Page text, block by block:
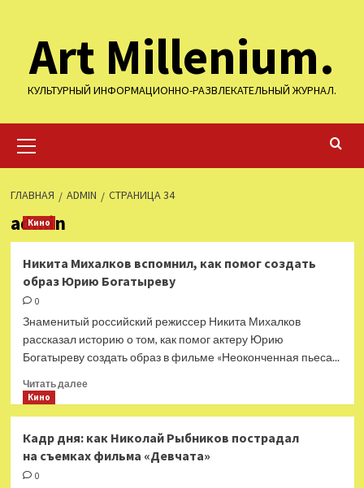
содержимому
Art Millenium.
КУЛЬТУРНЫЙ ИНФОРМАЦИОННО-РАЗВЛЕКАТЕЛЬНЫЙ ЖУРНАЛ.
меню
ГЛАВНАЯ ADMIN СТРАНИЦА 34
admin
Кино
Никита Михалков вспомнил, как помог создать
образ Юрию Богатыреву
0
Знаменитый российский режиссер Никита Михалков
рассказал историю о том, как помог актеру Юрию
Богатыреву создать образ в фильме «Неоконченная пьеса...
Читать далееПрочитать
Михалков
вспомнил,
Кино
Кадр дня: как Николай Рыбников пострадал
на съемках фильма «Девчата»
0